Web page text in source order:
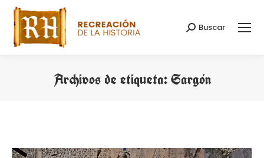
Buscar:
Buscar
Archivos de etiqueta:Sargón